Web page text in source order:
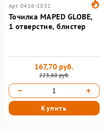
Арт. 0416-1031
Точилка MAPED GLOBE,
1 отверстие, блистер
223,60 руб.
167,70 руб.
Купить